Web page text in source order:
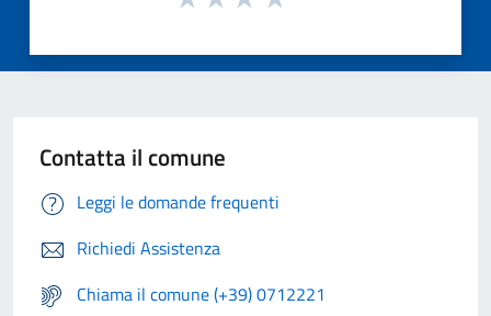
Contatta il comune
Leggi le domande frequenti
Richiedi Assistenza
Chiama il comune (+39) 0712221